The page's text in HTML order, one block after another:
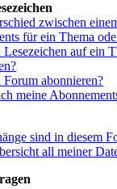
zwischen
für ein Thema
auf ein
abonnieren?
meine
sind in diesem
all meiner